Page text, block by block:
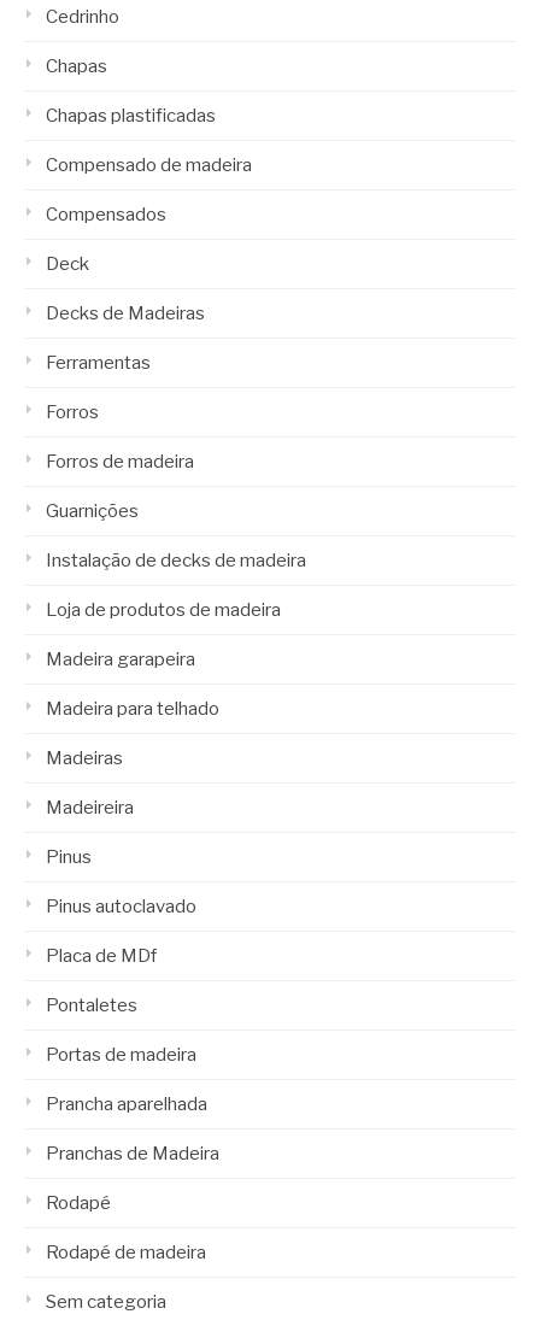
Cedrinho
Chapas
Chapas plastificadas
Compensado de madeira
Compensados
Deck
Decks de Madeiras
Ferramentas
Forros
Forros de madeira
Guarnições
Instalação de decks de madeira
Loja de produtos de madeira
Madeira garapeira
Madeira para telhado
Madeiras
Madeireira
Pinus
Pinus autoclavado
Placa de MDf
Pontaletes
Portas de madeira
Prancha aparelhada
Pranchas de Madeira
Rodapé
Rodapé de madeira
Sem categoria